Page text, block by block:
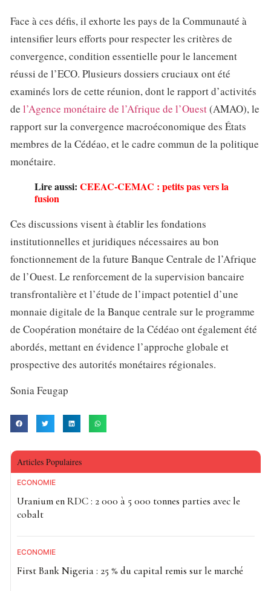
Face à ces défis, il exhorte les pays de la Communauté à
intensifier leurs efforts pour respecter les critères de
convergence, condition essentielle pour le lancement
réussi de l’ECO. Plusieurs dossiers cruciaux ont été
examinés lors de cette réunion, dont le rapport d’activités
de l’Agence monétaire de l’Afrique de l’Ouest(AMAO), le
rapport sur la convergence macroéconomique des États
membres de la Cédéao, et le cadre commun de la politique
monétaire.
Lire aussi: CEEAC-CEMAC : petits pas vers la
fusion
Ces discussions visent à établir les fondations
institutionnelles et juridiques nécessaires au bon
fonctionnement de la future Banque Centrale de l’Afrique
de l’Ouest. Le renforcement de la supervision bancaire
transfrontalière et l’étude de l’impact potentiel d’une
monnaie digitale de la Banque centrale sur le programme
de Coopération monétaire de la Cédéao ont également été
abordés, mettant en évidence l’approche globale et
prospective des autorités monétaires régionales.
Sonia Feugap
Articles Populaires
ECONOMIE
Uranium en RDC : 2 000 à 5 000 tonnes parties avec le
cobalt
ECONOMIE
First Bank Nigeria : 25 % du capital remis sur le marché